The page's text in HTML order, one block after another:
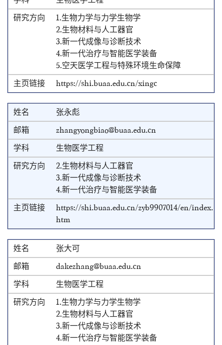
1.生物力学与力学生物学
2.生物材料与人工器官
3.新一代成像与诊断技术
4.新一代治疗与智能医学装备
5.空天医学工程与特殊环境生命保障
https://shi.buaa.edu.cn/xingc
张永彪
zhangyongbiao@buaa.edu.cn
生物医学工程
2.生物材料与人工器官
3.新一代成像与诊断技术
4.新一代治疗与智能医学装备
https://shi.buaa.edu.cn/zyb9907014/en/index.
htm
张大可
dakezhang@buaa.edu.cn
生物医学工程
1.生物力学与力学生物学
2.生物材料与人工器官
3.新一代成像与诊断技术
4.新一代治疗与智能医学装备